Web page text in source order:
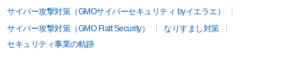
サイバー攻撃対策（GMOサイバーセキュリティ byイエラエ）
サイバー攻撃対策（GMO Flatt Security）
なりすまし対策
セキュリティ事業の軌跡